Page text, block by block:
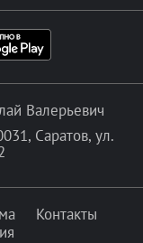
Валерьевич
Саратов, ул.
Контакты